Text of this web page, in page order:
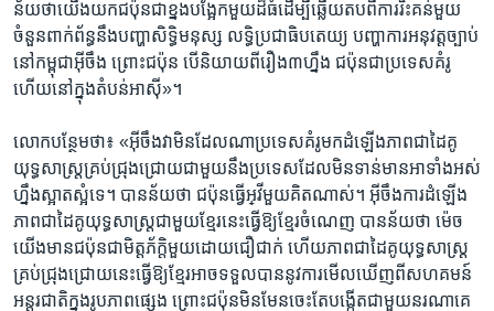
ន័យ​ថា​យើង​យក​ជប៉ុន​ជា​ខ្នង​បង្អែក​មួយ​ដ៏​ធំ​ដើម្បី​ឆ្លើយ​តប​ពី​ការ​រិះ​គន់​មួយ​
ចំនួន​ពាក់​ព័ន្ធនឹ​ង​បញ្ហា​សិទ្ធិ​មនុស្ស ​លទ្ធិ​ប្រជា​ធិបតេយ្យ​ បញ្ហា​ការ​អនុវត្ត​ច្បាប់​
នៅ​កម្ពុជា​អ៊ីចឹង ​ព្រោះ​ជប៉ុន​ បើ​និយាយ​ពី​រឿង​៣​ហ្នឹង​ ជប៉ុន​ជា​ប្រទេស​គំរូ​
ហើយ​នៅ​ក្នុង​តំបន់​អាស៊ី»។​
លោក​បន្ថែម​ថា៖ ​«អ៊ីចឹង​វាមិន​ដែល​ណា​ប្រទេស​គំរូ​មក​ដំឡើង​ភាព​ជា​ដៃគូ​
យុទ្ធ​សាស្ត្រ​គ្រប់​ជ្រុង​ជ្រោយ​ជា​មួយ​នឹង​ប្រទេស​ដែល​មិន​ទាន់​មាន​អា​ទាំង​អស់
ហ្នឹង​ស្អាត​ស្អំ​ទេ។ ​បានន័យ​ថា​ ជប៉ុន​ធ្វើ​អ្​វីមួយ​គិត​ណាស់។​ អ៊ីចឹង​ការ​ដំឡើង​
ភាព​ជា​ដៃគូ​យុទ្ធសាស្ត្រ​ជាមួយ​ខ្មែរ​នេះ​ធ្វើ​ឱ្យ​ខ្មែរ​ចំណេញ ​បាន​ន័យ​ថា​ ម៉េច​
យើង​មាន​ជប៉ុន​ជា​មិត្តភ័ក្តិ​មួយ​ដោយ​ជឿជាក់ ​ហើយ​ភាព​ជា​ដៃគូ​យុទ្ធ​សាស្ត្រ​
គ្រប់​ជ្រុង​ជ្រោយ​នេះ​ធ្វើ​ឱ្យខ្មែរ​អាច​ទទួល​បាន​នូវ​ការ​មើល​ឃើញ​ពី​សហគមន៍​
អន្តរ​ជាតិ​ក្នុង​រូបភាព​ផ្សេង​ ព្រោះ​ជប៉ុន​មិន​មែន​ចេះ​តែ​បង្កើត​ជា​មួយ​នរណា​គេ​